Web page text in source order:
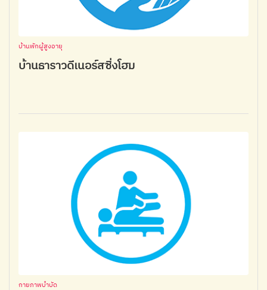
บ้านพักผู้สูงอายุ
บ้านธาราวดีเนอร์สซิ่งโฮม
กายภาพบำบัด